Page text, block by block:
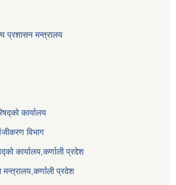
प्रशासन मन्त्रालय
कार्यालय
विभाग
कार्यालय,कर्णाली प्रदेश
मन्त्रालय,कर्णाली प्रदेश